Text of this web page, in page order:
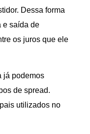
Dessa forma
e saída de
os juros que ele
já podemos
de spread.
utilizados no